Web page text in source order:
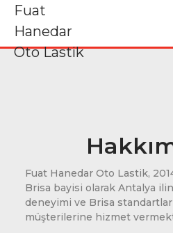
Fuat
Hanedar
Oto Lastik
Fuat Hanedar Oto Lastik,
Brisa bayisi olarak Antalya
deneyimi ve Brisa
müşterilerine hizmet